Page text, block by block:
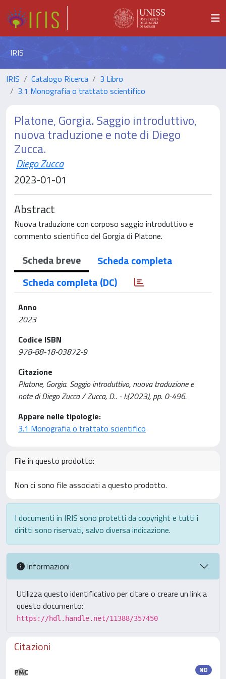
IRIS
IRIS Catalogo Ricerca
3 Libro
3.1 Monografia o trattato scientifico
Platone, Gorgia. Saggio introduttivo,
nuova traduzione e note di Diego
Zucca.
Diego Zucca
2023-01-01
Abstract
Nuova traduzione con corposo saggio introduttivo e
commento scientifico del Gorgia di Platone.
Scheda breve
Scheda completa
Scheda completa (DC)
Anno
2023
Codice ISBN
978-88-18-03872-9
Citazione
Platone, Gorgia. Saggio introduttivo, nuova traduzione e
note di Diego Zucca / Zucca, D.. - I:(2023), pp. 0-496.
Appare nelle tipologie:
3.1 Monografia o trattato scientifico
File in questo prodotto:
Non ci sono file associati a questo prodotto.
I documenti in IRIS sono protetti da copyright e tutti i
diritti sono riservati, salvo diversa indicazione.
Informazioni
Utilizza questo identificativo per citare o creare un link a
questo documento:
https://hdl.handle.net/11388/357450
Citazioni
ND